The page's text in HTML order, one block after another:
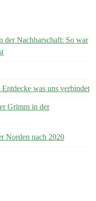
der Nachbarschaft: So war
was uns verbindet
Grimm in der
Norden nach 2020